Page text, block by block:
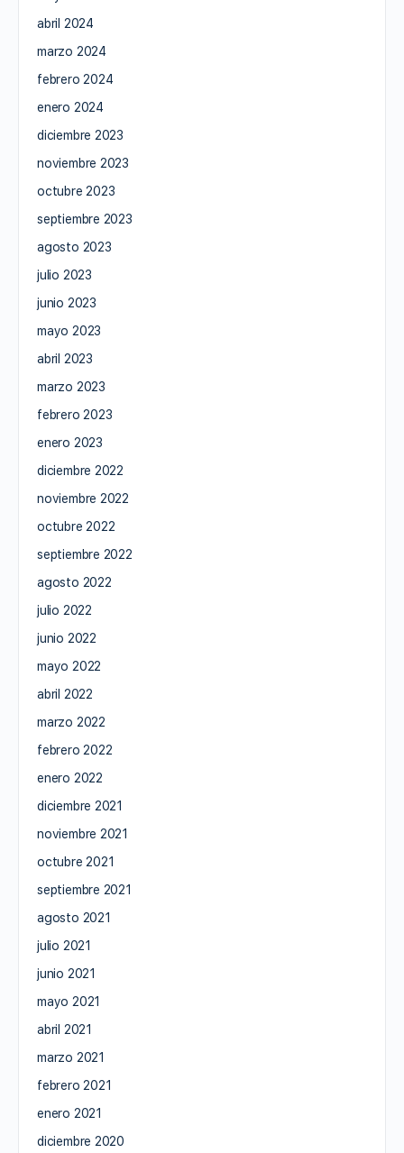
abril 2024
marzo 2024
febrero 2024
enero 2024
diciembre 2023
noviembre 2023
octubre 2023
septiembre 2023
agosto 2023
julio 2023
junio 2023
mayo 2023
abril 2023
marzo 2023
febrero 2023
enero 2023
diciembre 2022
noviembre 2022
octubre 2022
septiembre 2022
agosto 2022
julio 2022
junio 2022
mayo 2022
abril 2022
marzo 2022
febrero 2022
enero 2022
diciembre 2021
noviembre 2021
octubre 2021
septiembre 2021
agosto 2021
julio 2021
junio 2021
mayo 2021
abril 2021
marzo 2021
febrero 2021
enero 2021
diciembre 2020